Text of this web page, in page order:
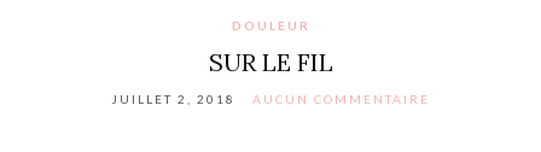
DOULEUR
SUR LE FIL
JUILLET 2, 2018 AUCUN COMMENTAIRE